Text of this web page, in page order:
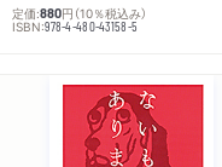
定価:880円 （10％税込み）
ISBN:978-4-480-43158-5